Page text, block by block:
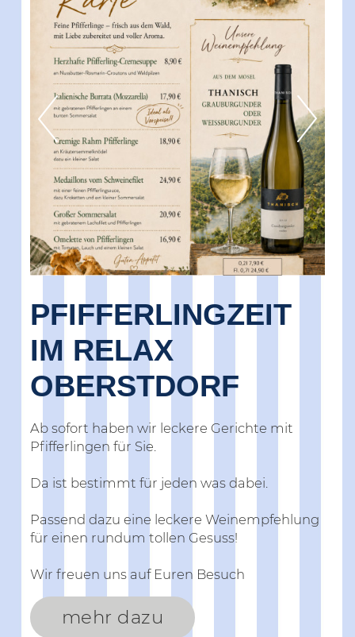
PFIFFERLINGZEIT
IM RELAX
OBERSTDORF
Ab sofort haben wir leckere Gerichte mit
Pfifferlingen für Sie.
Da ist bestimmt für jeden was dabei.
Passend dazu eine leckere Weinempfehlung
für einen rundum tollen Gesuss!
Wir freuen uns auf Euren Besuch
mehr dazu